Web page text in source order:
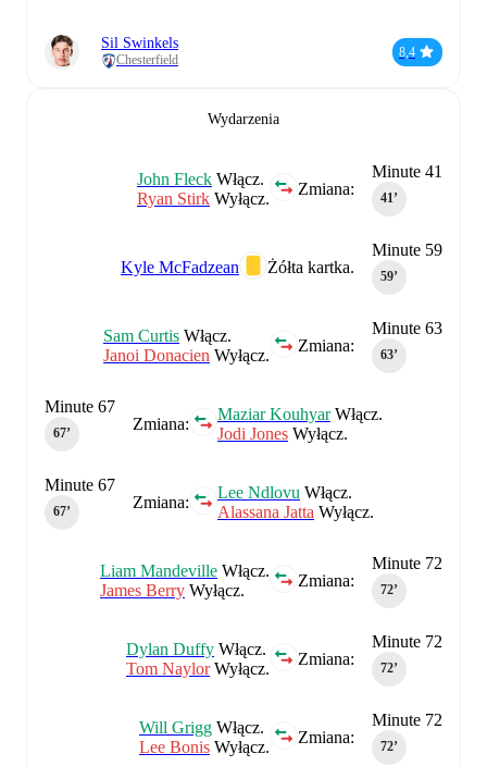
Sil Swinkels
Chesterfield
8,4
Wydarzenia
Minute 41
41‎’‎
Zmiana:
John Fleck Włącz.
Ryan Stirk Wyłącz.
Minute 59
59‎’‎
Żółta kartka.
Kyle McFadzean
Minute 63
63‎’‎
Zmiana:
Sam Curtis Włącz.
Janoi Donacien Wyłącz.
Zmiana:
Maziar KouhyarWłącz.
Jodi Jones Wyłącz.
Minute 67
67‎’‎
Zmiana:
Lee Ndlovu Włącz.
Alassana Jatta Wyłącz.
Minute 67
67‎’‎
Minute 72
72‎’‎
Zmiana:
Liam Mandeville Włącz.
James Berry Wyłącz.
Minute 72
72‎’‎
Zmiana:
Dylan Duffy Włącz.
Tom NaylorWyłącz.
Minute 72
72‎’‎
Zmiana:
Will Grigg Włącz.
Lee Bonis Wyłącz.